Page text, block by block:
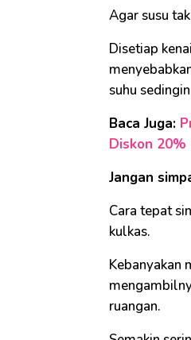
Agar susu
Disetiap
suhu
Baca Juga:
Diskon 20%
Jangan
Cara tepat
kulkas.
Kebanyakan
ruangan.